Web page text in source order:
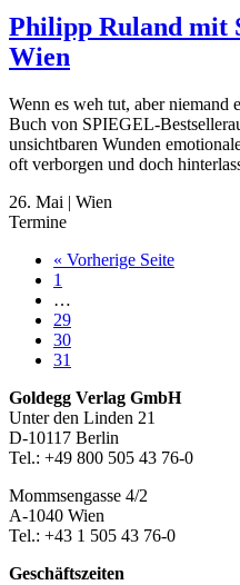
Philipp Ruland mit
Wien
Wenn es weh tut, aber niemand
Buch von SPIEGEL-
unsichtbaren Wunden
oft verborgen und doch
26. Mai | Wien
Termine
« Vorherige Seiteaufrufen
Seite
1
Zwischenseiten
…
Seite
29
Seite
30
Seite
31
Footer-
Section
Goldegg Verlag GmbH
Unter den Linden 21
D-10117 Berlin
Tel.: +49 800 505 43 76-0
Mommsengasse 4/2
A-1040 Wien
Tel.: +43 1 505 43 76-0
Geschäftszeiten